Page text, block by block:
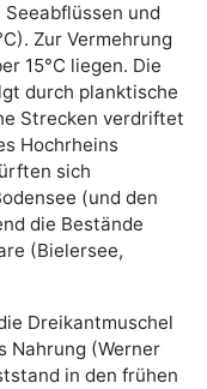
und
Zur Vermehrung
15°C liegen. Die
durch planktische
Strecken verdriftet
Hochrheins
sich
(und den
die Bestände
(Bielersee,
Dreikantmuschel
Nahrung (Werner
in den frühen